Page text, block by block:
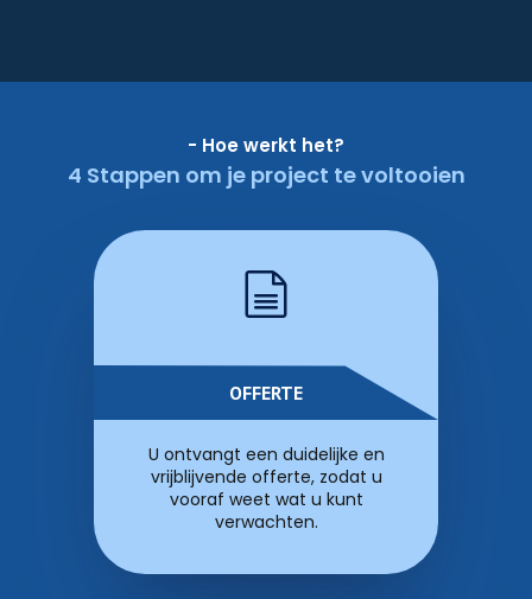
- Hoe werkt het?
4 Stappen om je project te voltooien
OFFERTE
U ontvangt een duidelijke en
vrijblijvende offerte, zodat u
vooraf weet wat u kunt
verwachten.